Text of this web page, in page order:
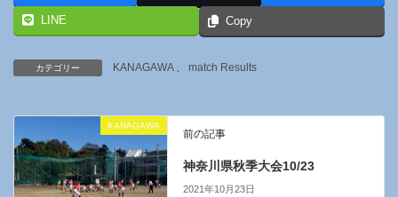
LINE Copy
カテゴリー KANAGAWA 、 match Results
KANAGAWA
前の記事
神奈川県秋季大会10/23
2021年10月23日